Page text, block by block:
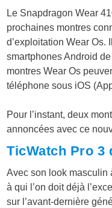
Le Snapdragon Wear
prochaines montres
d’exploitation Wear Os.
smartphones Android
montres Wear Os
téléphone sous iOS
Pour l’instant, deux
annoncées avec ce
TicWatch Pro 3
Avec son look masculin
à qui l’on doit déjà
sur l’avant-dernière